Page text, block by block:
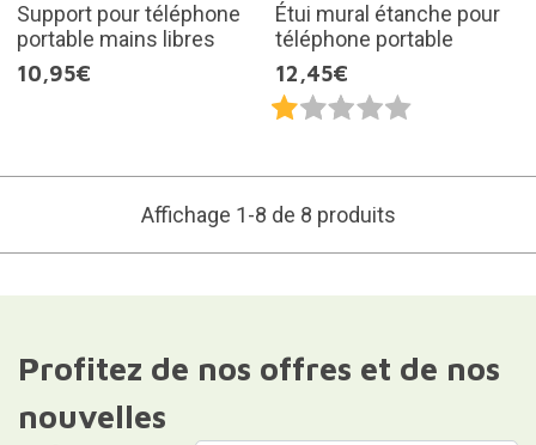
Support pour téléphone
portable mains libres
10,95€
Étui mural étanche pour
téléphone portable
12,45€
Affichage 1-8 de 8 produits
Profitez de nos offres et de nos
nouvelles